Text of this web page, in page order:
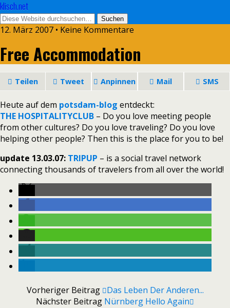
klisch.net
12. März 2007 • Keine Kommentare
Free Accommodation
Teilen Tweet Anpinnen Mail SMS
Heute auf dem potsdam-blog entdeckt:
THE HOSPITALITYCLUB – Do you love meeting people
from other cultures? Do you love traveling? Do you love
helping other people? Then this is the place for you to be!
update 13.03.07: TRIPUP – is a social travel network
connecting thousands of travelers from all over the world!
Vorheriger Beitrag
Das Leben Der Anderen...
Nächster Beitrag Nürnberg Hello Again